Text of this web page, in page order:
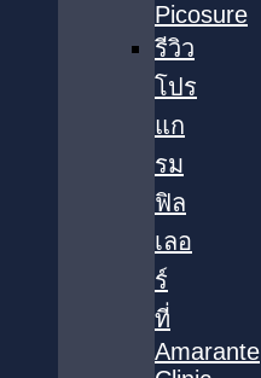
Picosure
รีวิว
โปร
แก
รม
ฟิล
เลอ
ร์
ที่
Amarante